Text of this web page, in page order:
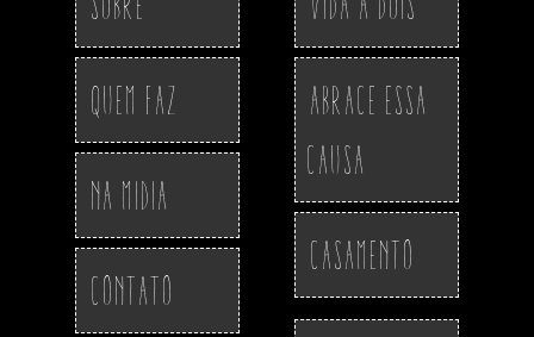
Quem Faz
Na Midia
Contato
Abrace essa
Causa
Casamento